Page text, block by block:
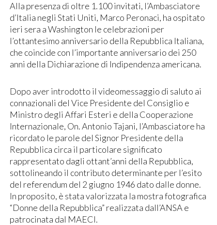
Alla presenza di oltre 1.100 invitati, l’Ambasciatore
d’Italia negli Stati Uniti, Marco Peronaci, ha ospitato
ieri sera a Washington le celebrazioni per
l’ottantesimo anniversario della Repubblica Italiana,
che coincide con l’importante anniversario dei 250
anni della Dichiarazione di Indipendenza americana.
Dopo aver introdotto il videomessaggio di saluto ai
connazionali del Vice Presidente del Consiglio e
Ministro degli Affari Esteri e della Cooperazione
Internazionale, On. Antonio Tajani, l’Ambasciatore ha
ricordato le parole del Signor Presidente della
Repubblica circa il particolare significato
rappresentato dagli ottant’anni della Repubblica,
sottolineando il contributo determinante per l’esito
del referendum del 2 giugno 1946 dato dalle donne.
In proposito, è stata valorizzata la mostra fotografica
“Donne della Repubblica” realizzata dall’ANSA e
patrocinata dal MAECI.